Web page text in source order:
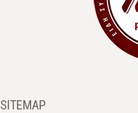
SITEMAP